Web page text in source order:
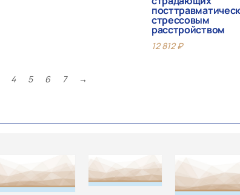
стрессовым
расстройством
12 812₽
4 5 6 7 →